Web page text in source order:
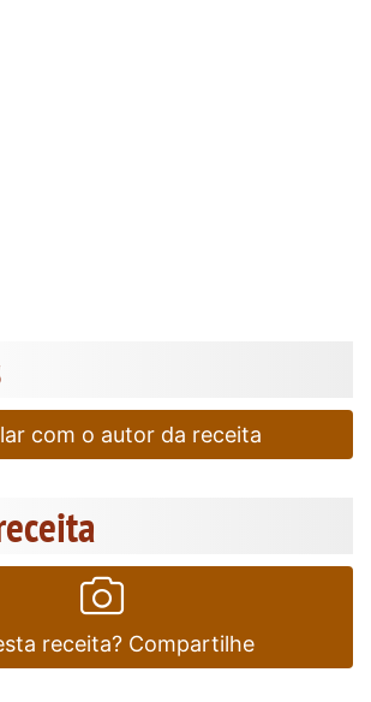
com o autor da receita
receita? Compartilhe